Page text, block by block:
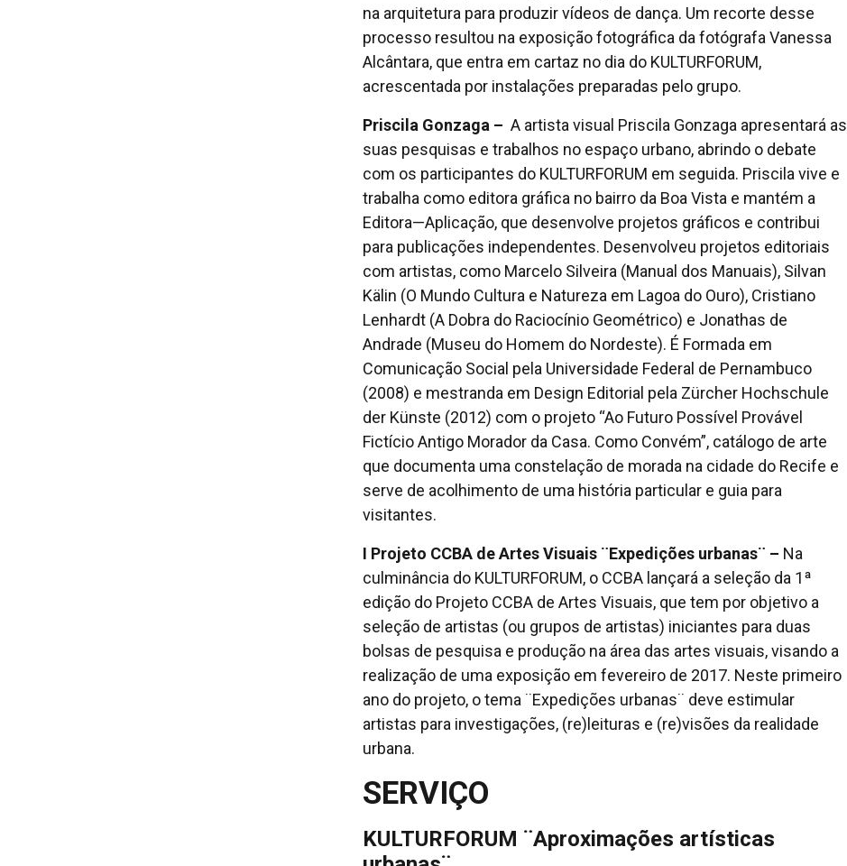
na arquitetura para produzir vídeos de dança. Um recorte desse
processo resultou na exposição fotográfica da fotógrafa Vanessa
Alcântara, que entra em cartaz no dia do KULTURFORUM,
acrescentada por instalações preparadas pelo grupo.
Priscila Gonzaga – A artista visual Priscila Gonzaga apresentará as
suas pesquisas e trabalhos no espaço urbano, abrindo o debate
com os participantes do KULTURFORUM em seguida. Priscila vive e
trabalha como editora gráfica no bairro da Boa Vista e mantém a
Editora—Aplicação, que desenvolve projetos gráficos e contribui
para publicações independentes. Desenvolveu projetos editoriais
com artistas, como Marcelo Silveira (Manual dos Manuais), Silvan
Kälin (O Mundo Cultura e Natureza em Lagoa do Ouro), Cristiano
Lenhardt (A Dobra do Raciocínio Geométrico) e Jonathas de
Andrade (Museu do Homem do Nordeste). É Formada em
Comunicação Social pela Universidade Federal de Pernambuco
(2008) e mestranda em Design Editorial pela Zürcher Hochschule
der Künste (2012) com o projeto “Ao Futuro Possível Provável
Fictício Antigo Morador da Casa. Como Convém”, catálogo de arte
que documenta uma constelação de morada na cidade do Recife e
serve de acolhimento de uma história particular e guia para
visitantes.
I Projeto CCBA de Artes Visuais ¨Expedições urbanas¨ – Na
culminância do KULTURFORUM, o CCBA lançará a seleção da 1ª
edição do Projeto CCBA de Artes Visuais, que tem por objetivo a
seleção de artistas (ou grupos de artistas) iniciantes para duas
bolsas de pesquisa e produção na área das artes visuais, visando a
realização de uma exposição em fevereiro de 2017. Neste primeiro
ano do projeto, o tema ¨Expedições urbanas¨ deve estimular
artistas para investigações, (re)leituras e (re)visões da realidade
urbana.
SERVIÇO
KULTURFORUM ¨Aproximações artísticas